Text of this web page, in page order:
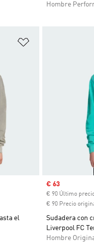
Hombre
Añadir a la lista
el
Precio de venta
€ 63
€ 90 Último
€ 90 Precio
Sudadera con
Liverpool FC
Hombre